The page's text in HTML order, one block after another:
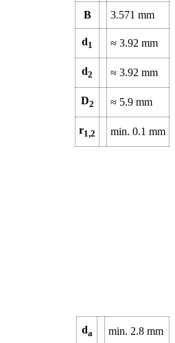
B 3.571 mm
d1 ≈ 3.92 mm
d2 ≈ 3.92 mm
D2 ≈ 5.9 mm
r1,2 min. 0.1 mm
da min. 2.8 mm